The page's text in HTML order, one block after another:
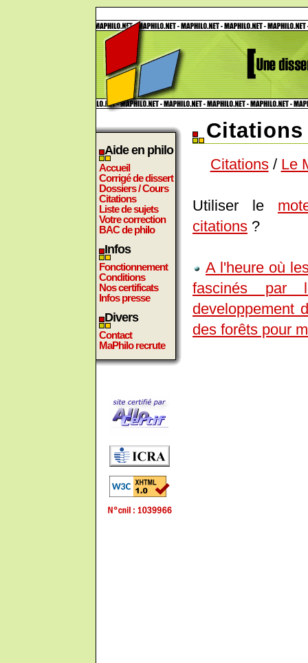
Aide en philo
Accueil
Corrigé de dissert
Dossiers / Cours
Citations
Liste de sujets
Votre correction
BAC de philo
Infos
Fonctionnement
Conditions
Nos certificats
Infos presse
Divers
Contact
MaPhilo recrute
Citations
Citations/ Le
Utiliser le
citations ?
A l'heure où
fascinés par
developpement
des forêts pour